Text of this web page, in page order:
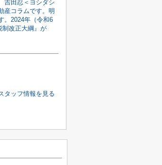
吉田忍＜ヨシダシ
産コラムです。明
。2024年（令和6
制改正大綱』が
タッフ情報を見る